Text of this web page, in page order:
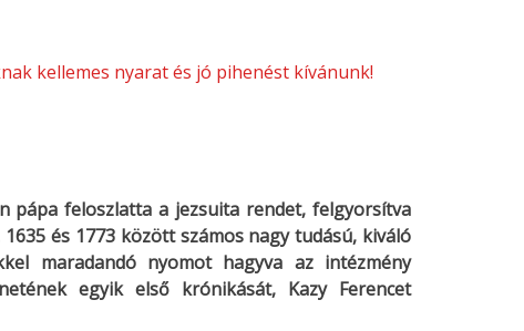
kellemes nyarat és jó pihenést kívánunk!
pápa feloszlatta a jezsuita rendet, felgyorsítva
és 1773 között számos nagy tudású, kiváló
maradandó nyomot hagyva az intézmény
egyik első krónikását, Kazy Ferencet